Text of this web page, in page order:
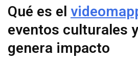
Qué es el
eventos culturales
genera impacto